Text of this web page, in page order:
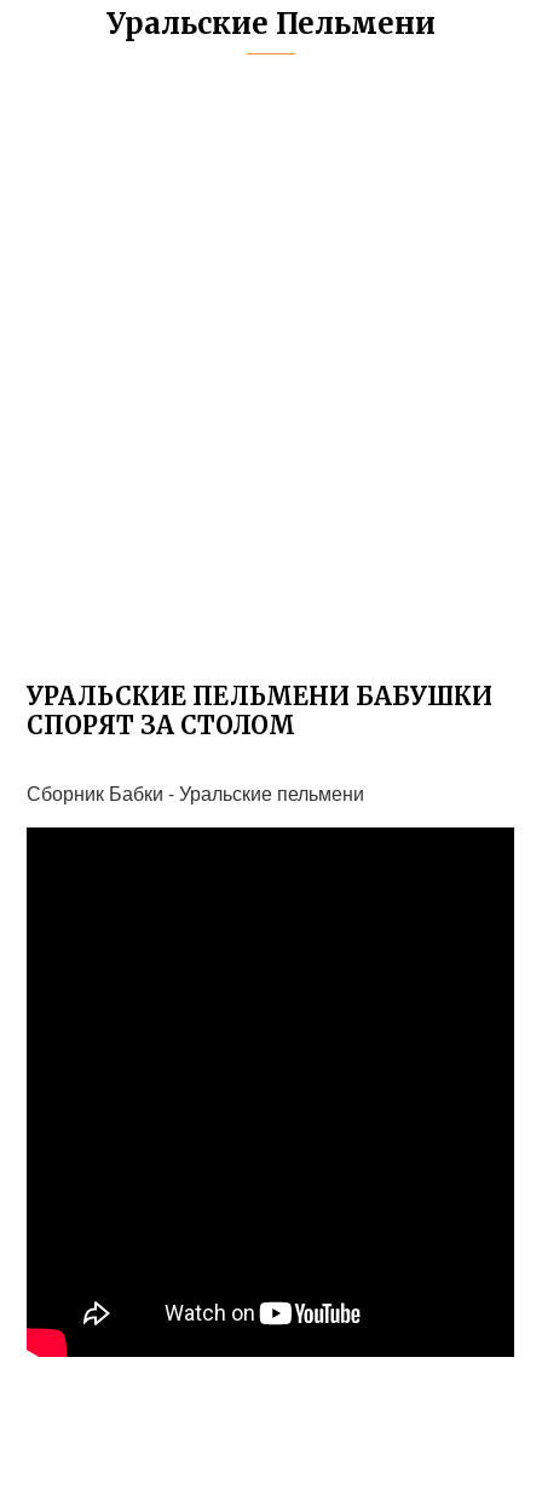
Уральские Пельмени
УРАЛЬСКИЕ ПЕЛЬМЕНИ БАБУШКИ
СПОРЯТ ЗА СТОЛОМ
Сборник Бабки - Уральские пельмени